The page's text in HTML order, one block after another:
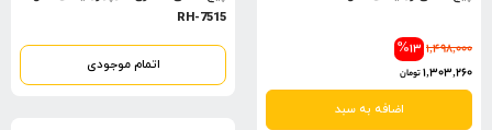
%13 1,498,000
1,303,260تومان
اضافه به سبد
RH-7515
اتمام موجودی